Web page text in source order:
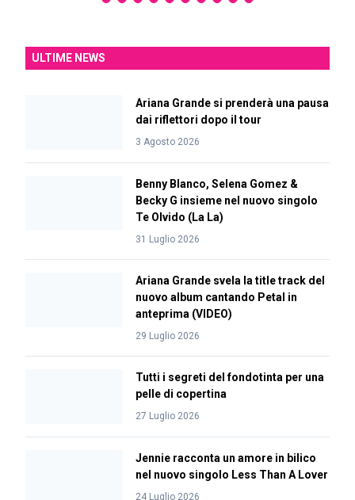
ULTIME NEWS
Ariana Grande si prenderà una pausa
dai riflettori dopo il tour
3 Agosto 2026
Benny Blanco, Selena Gomez &
Becky G insieme nel nuovo singolo
Te Olvido (La La)
31 Luglio 2026
Ariana Grande svela la title track del
nuovo album cantando Petal in
anteprima (VIDEO)
29 Luglio 2026
Tutti i segreti del fondotinta per una
pelle di copertina
27 Luglio 2026
Jennie racconta un amore in bilico
nel nuovo singolo Less Than A Lover
24 Luglio 2026